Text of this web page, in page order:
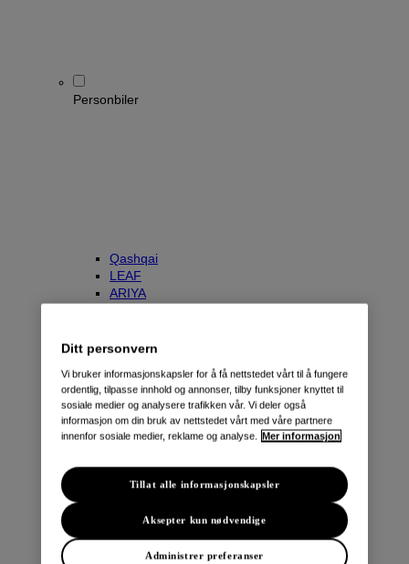
Personbiler
Qashqai
LEAF
ARIYA
e-NV200 Evalia
Navara
Townstar Varebil
Ditt personvern
Vi bruker informasjonskapsler for å få nettstedet vårt til å fungere
ordentlig, tilpasse innhold og annonser, tilby funksjoner knyttet til
sosiale medier og analysere trafikken vår. Vi deler også
informasjon om din bruk av nettstedet vårt med våre partnere
innenfor sosiale medier, reklame og analyse. Mer informasjon
Administrer preferanser
Aksepter kun nødvendige
Tillat alle informasjonskapsler